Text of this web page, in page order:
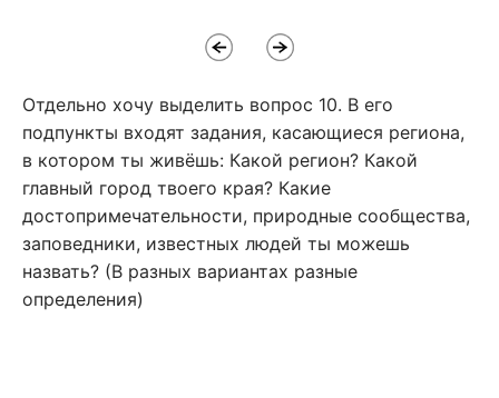
Отдельно хочу выделить вопрос 10. В его
подпункты входят задания, касающиеся региона,
в котором ты живёшь: Какой регион? Какой
главный город твоего края? Какие
достопримечательности, природные сообщества,
заповедники, известных людей ты можешь
назвать? (В разных вариантах разные
определения)